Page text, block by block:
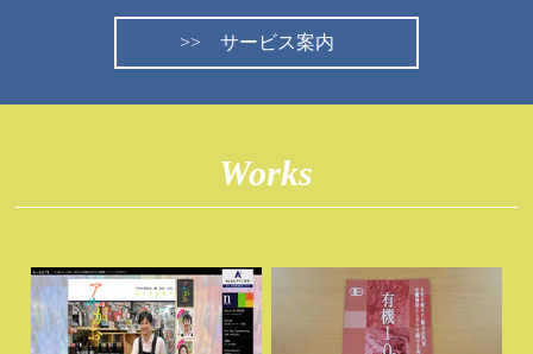
サービス案内
Works